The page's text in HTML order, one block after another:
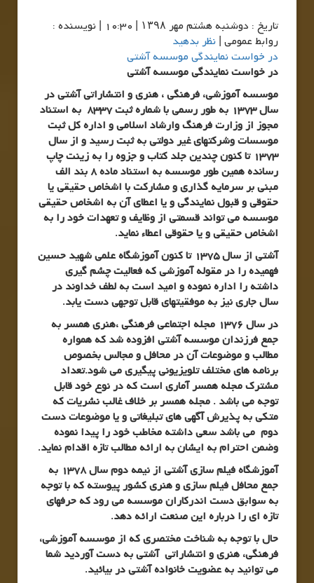
تاريخ : دوشنبه هشتم مهر ۱۳۹۸ | 10:30 | نویسنده :
روابط عمومی | نظر بدهید
در خواست نمایندگی موسسه آشتی
در خواست نمایندگی موسسه آشتی
موسسه آموزشی، فرهنگی ، هنری و انتشاراتی آشتی در
سال 1373 به طور رسمی با شماره ثبت 8337 به استناد
مجوز از وزارت فرهنگ وارشاد اسلامی و اداره کل ثبت
موسسات وشرکتهای غیر دولتی به ثبت رسید و از سال
1373 تا کنون چندین جلد کتاب و جزوه را به زینت چاپ
رسانده همین طور موسسه به استناد ماده 8 بند الف
مبنی بر سرمایه گذاری و مشارکت با اشخاص حقیقی یا
حقوقی و قبول نمایندگی و یا اعطای آن به اشخاص حقیقی
موسسه می تواند قسمتی از وظایف و تعهدات خود را به
اشخاص حقیقی و یا حقوقی اعطاء نماید.
آشتی از سال 1375 تا کنون آموزشگاه علمی شهید حسین
فهمیده را در مقوله آموزشی که فعالیت چشم گیری
داشته را اداره نموده و امید است به لطف خداوند در
سال جاری نیز به موفقیتهای قابل توجهی دست یابد.
در سال 1376 مجله اجتماعی فرهنگی ،هنری همسر به
جمع فرزندان موسسه آشتی افزوده شد که همواره
مطالب و موضوعاتآن در محافل و مجالس بخصوص
برنامه های مختلف تلویزیونی پیگیری می شود.تعداد
مشترک مجله همسر آماری است که در نوع خود قابل
توجه می باشد . مجله همسر بر خلاف غالب نشریات که
متکی به پذیرش آگهی های تبلیغاتی و یا موضوعات دست
دوم می باشد سعی داشته مخاطب خود را پیدا نموده
وضمن احترام به ایشان به ارائه مطالب تازه اقدام نماید.
آموزشگاه فیلم سازی آشتی از نیمه دوم سال 1378 به
جمع محافل فیلم سازی و هنری کشور پیوسته که با توجه
به سوابق دست اندرکاران موسسه می رود که حرفهای
تازه ای را درباره این صنعت ارائه دهد.
حال با توجه به شناخت مختصری که از موسسه آموزشی،
فرهنگی، هنری و انتشاراتی آشتی به دست آوردید شما
می توانید به عضویت خانواده آشتی در بیائید.